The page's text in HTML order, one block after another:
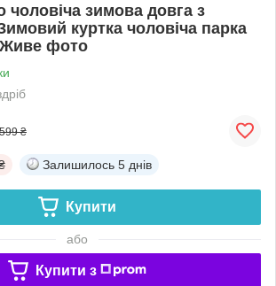
чоловіча зимова довга з
куртка чоловіча парка
Живе фото
₴
Залишилось 5 днів
Купити
або
Купити з